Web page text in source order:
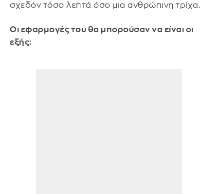
σχεδόν τόσο λεπτά όσο μια ανθρώπινη τρίχα.
Οι εφαρμογές του θα μπορούσαν να είναι οι
εξής: